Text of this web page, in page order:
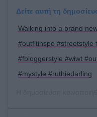
Δείτε αυτή τη
Walking into a brand
#outfitinspo #streetstyle
#fbloggerstyle #wiwt
#mystyle #ruthiedarling